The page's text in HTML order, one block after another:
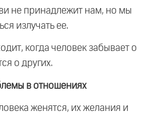
не принадлежит нам, но мы
излучать ее.
когда человек забывает о
о других.
в отношениях
женятся, их желания и